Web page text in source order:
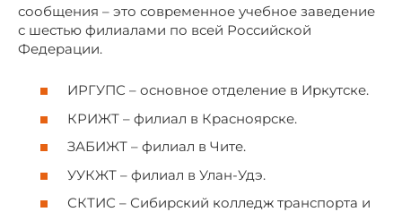
сообщения – это современное учебное заведение
с шестью филиалами по всей Российской
Федерации.
ИРГУПС – основное отделение в Иркутске.
КРИЖТ – филиал в Красноярске.
ЗАБИЖТ – филиал в Чите.
УУКЖТ – филиал в Улан-Удэ.
СКТИС – Сибирский колледж транспорта и